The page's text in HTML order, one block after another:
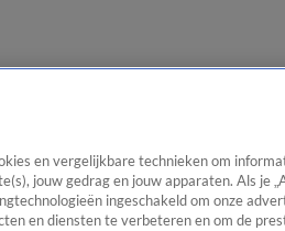
en vergelijkbare technieken om
jouw gedrag en jouw apparaten. Als je
ingeschakeld om onze
en diensten te verbeteren en om de